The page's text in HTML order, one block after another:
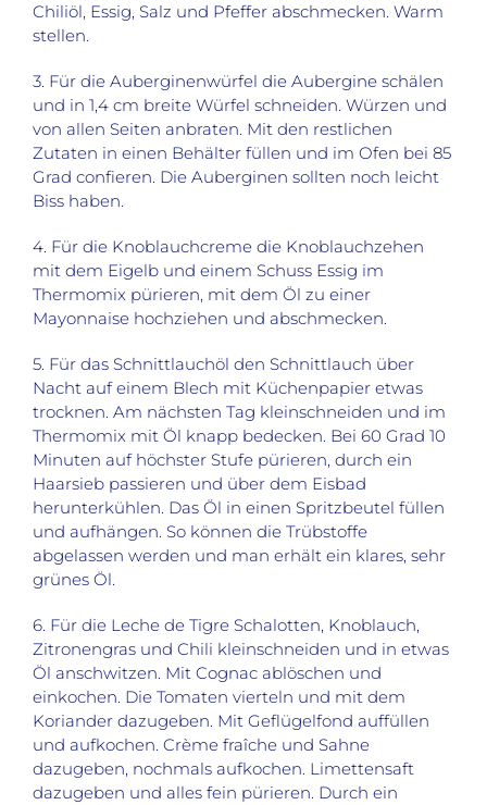
Chiliöl, Essig, Salz und Pfeffer abschmecken. Warm
stellen.
3. Für die Auberginenwürfel die Aubergine schälen
und in 1,4 cm breite Würfel schneiden. Würzen und
von allen Seiten anbraten. Mit den restlichen
Zutaten in einen Behälter füllen und im Ofen bei 85
Grad confieren. Die Auberginen sollten noch leicht
Biss haben.
4. Für die Knoblauchcreme die Knoblauchzehen
mit dem Eigelb und einem Schuss Essig im
Thermomix pürieren, mit dem Öl zu einer
Mayonnaise hochziehen und abschmecken.
5. Für das Schnittlauchöl den Schnittlauch über
Nacht auf einem Blech mit Küchenpapier etwas
trocknen. Am nächsten Tag kleinschneiden und im
Thermomix mit Öl knapp bedecken. Bei 60 Grad 10
Minuten auf höchster Stufe pürieren, durch ein
Haarsieb passieren und über dem Eisbad
herunterkühlen. Das Öl in einen Spritzbeutel füllen
und aufhängen. So können die Trübstoffe
abgelassen werden und man erhält ein klares, sehr
grünes Öl.
6. Für die Leche de Tigre Schalotten, Knoblauch,
Zitronengras und Chili kleinschneiden und in etwas
Öl anschwitzen. Mit Cognac ablöschen und
einkochen. Die Tomaten vierteln und mit dem
Koriander dazugeben. Mit Geflügelfond auffüllen
und aufkochen. Crème fraîche und Sahne
dazugeben, nochmals aufkochen. Limettensaft
dazugeben und alles fein pürieren. Durch ein